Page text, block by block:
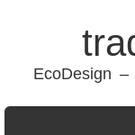
EcoDesign